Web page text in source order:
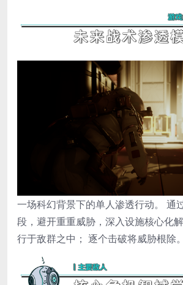
一场科幻背景下的单人渗透行动。 通
段，避开重重威胁，深入设施核心化
行于敌群之中； 逐个击破将威胁根除。